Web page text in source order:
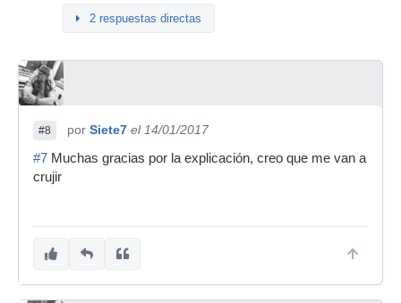
2 respuestas directas
#8 por Siete7 el 14/01/2017
#7 Muchas gracias por la explicación, creo que me van a
crujir